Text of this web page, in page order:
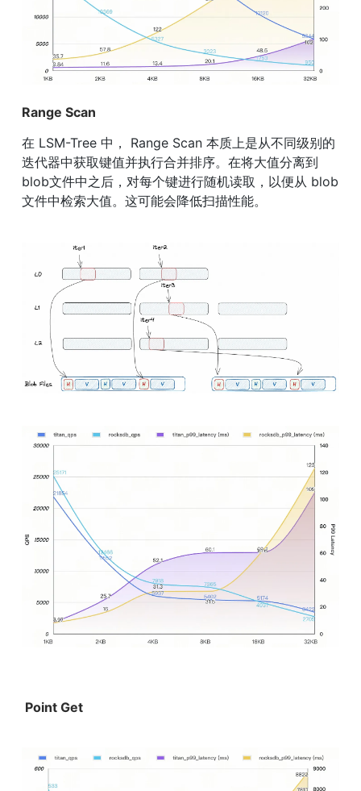
Range Scan
在 LSM-Tree 中， Range Scan 本质上是从不同级别的
迭代器中获取键值并执行合并排序。在将大值分离到
blob文件中之后，对每个键进行随机读取，以便从 blob
文件中检索大值。这可能会降低扫描性能。
Point Get